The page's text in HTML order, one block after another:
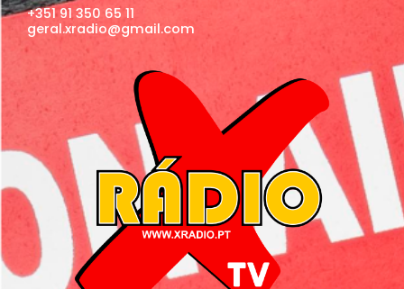
+351 91 350 65 11
geral.xradio@gmail.com